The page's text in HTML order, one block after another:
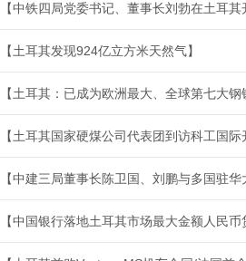
【中铁四局党委书记、董事长刘勃在土耳其
【土耳其发现924亿立方米天然气】
【土耳其：已成为欧洲最大、全球第七大钢
【土耳其国家硬煤公司代表团到访科工国际
【中建三局董事长陈卫国、刘鹏与多国驻
【中国银行落地土耳其市场最大金额人民币